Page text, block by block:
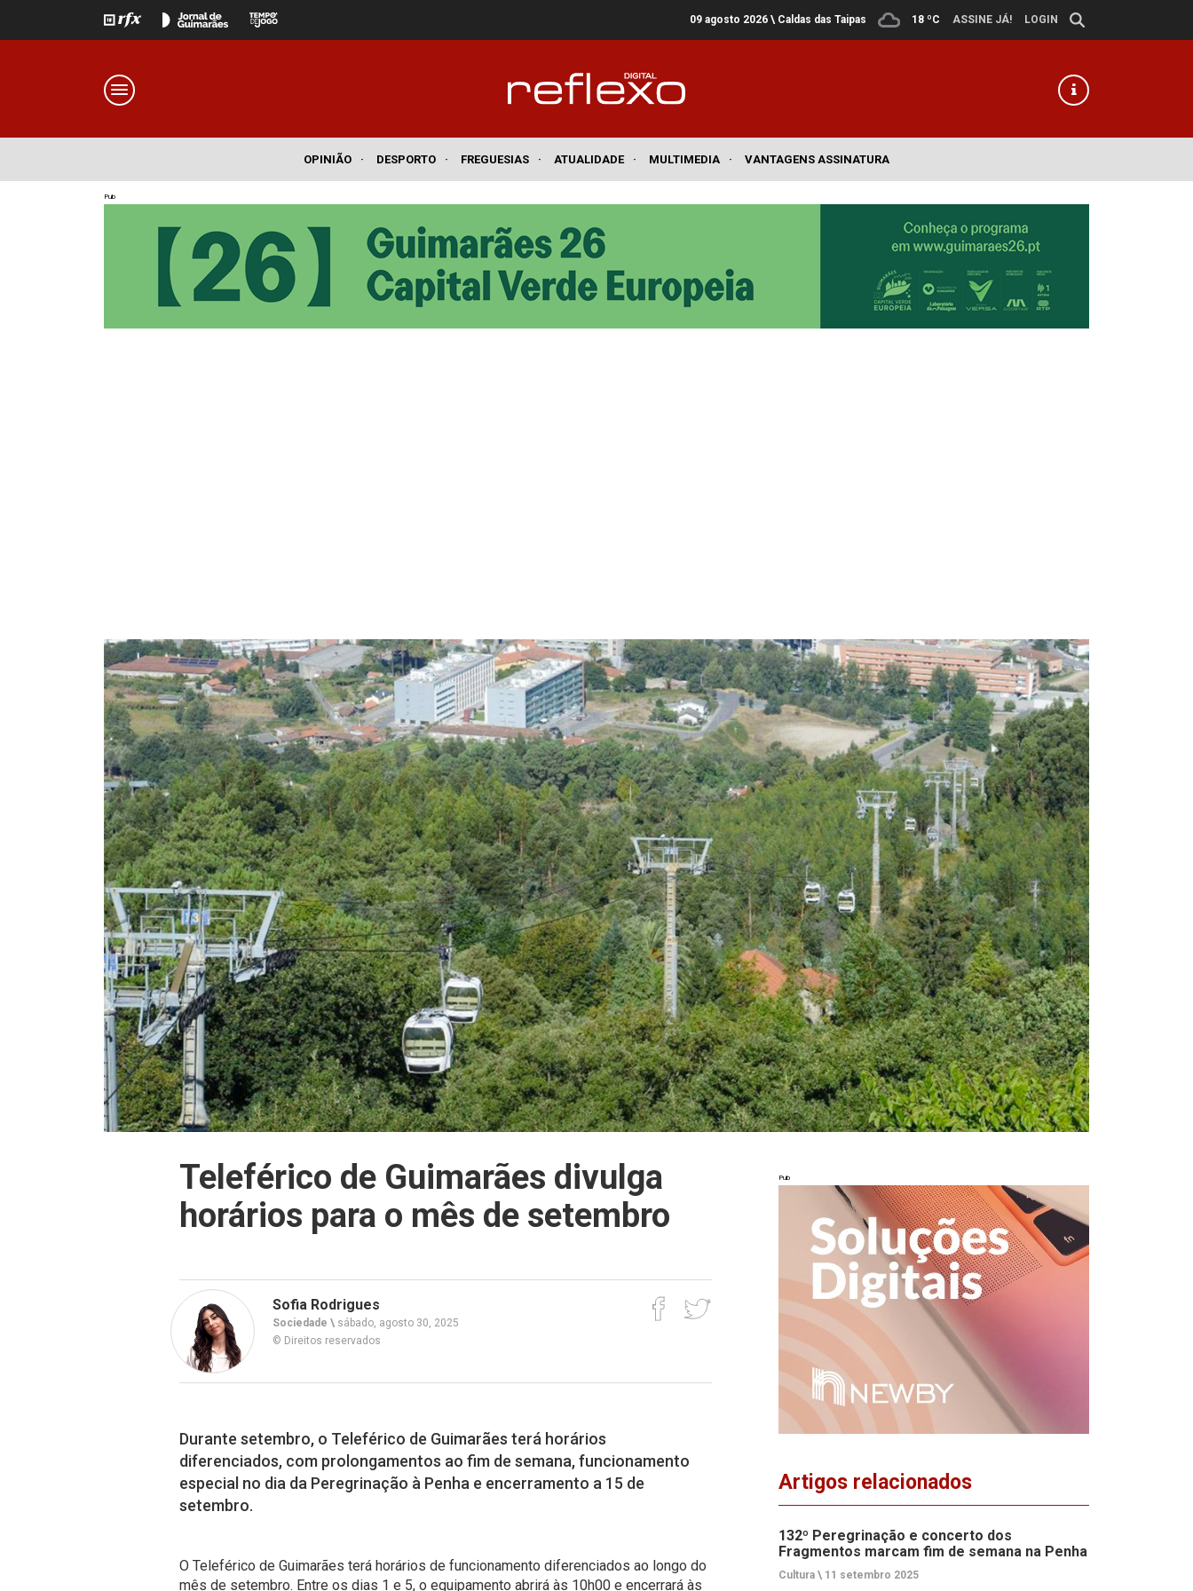
09 agosto 2026 \ Caldas das Taipas 18 ºC ASSINE JÁ! LOGIN
OPINIÃO · DESPORTO · FREGUESIAS · ATUALIDADE · MULTIMEDIA · VANTAGENS ASSINATURA
Pub
Teleférico de Guimarães divulga
horários para o mês de setembro
Sofia Rodrigues
Sociedade \ sábado, agosto 30, 2025
© Direitos reservados
Durante setembro, o Teleférico de Guimarães terá horários
diferenciados, com prolongamentos ao fim de semana, funcionamento
especial no dia da Peregrinação à Penha e encerramento a 15 de
setembro.
O Teleférico de Guimarães terá horários de funcionamento diferenciados ao longo do
mês de setembro. Entre os dias 1 e 5, o equipamento abrirá às 10h00 e encerrará às
Pub
Artigos relacionados
132º Peregrinação e concerto dos
Fragmentos marcam fim de semana na Penha
Cultura \ 11 setembro 2025